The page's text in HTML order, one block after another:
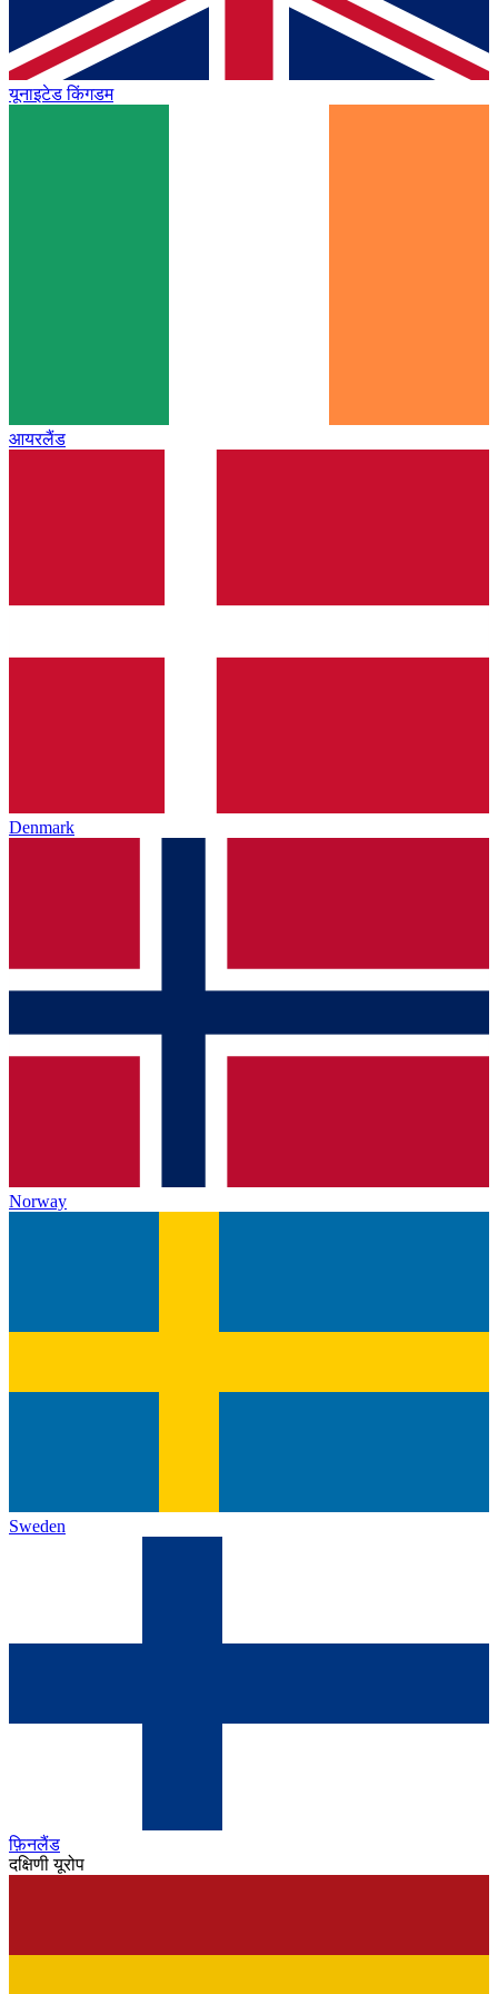
यूनाइटेड किंगडम
आयरलैंड
Denmark
Norway
Sweden
फ़िनलैंड
दक्षिणी यूरोप